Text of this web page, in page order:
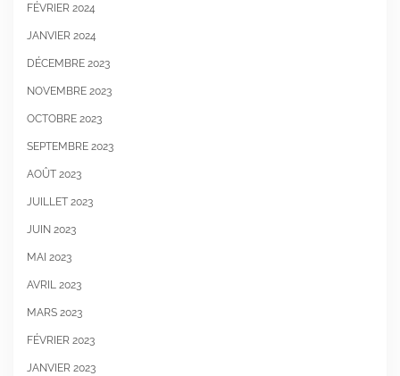
FÉVRIER 2024
JANVIER 2024
DÉCEMBRE 2023
NOVEMBRE 2023
OCTOBRE 2023
SEPTEMBRE 2023
AOÛT 2023
JUILLET 2023
JUIN 2023
MAI 2023
AVRIL 2023
MARS 2023
FÉVRIER 2023
JANVIER 2023